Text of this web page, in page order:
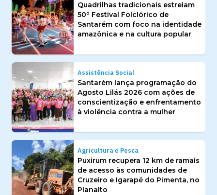
Quadrilhas tradicionais estreiam
50º Festival Folclórico de
Santarém com foco na identidade
amazônica e na cultura popular
Assistência Social
Santarém lança programação do
Agosto Lilás 2026 com ações de
conscientização e enfrentamento
à violência contra a mulher
Agricultura e Pesca
Puxirum recupera 12 km de ramais
de acesso às comunidades de
Cruzeiro e Igarapé do Pimenta, no
Planalto